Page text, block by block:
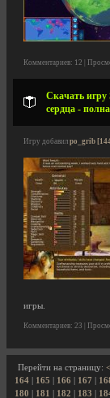
Комментариев: 12 |
Скачать
сердца -
Игру добавил po_grib
игры.
Комментариев: 23 |
Перейти на страницу:
164| 165 166 167
180
181 182 183